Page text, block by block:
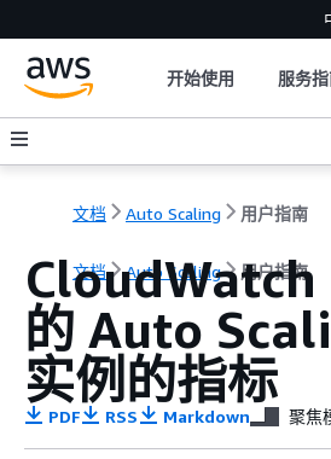
开始使用 服务
文档 Auto Scaling 用户指南
文档 Auto Scaling 用户指南
CloudWatch
的 Auto
实例的指标
PDF RSS Markdown 聚焦